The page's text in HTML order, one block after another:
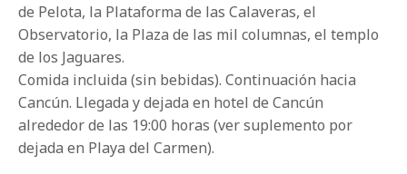
de Pelota, la Plataforma de las Calaveras, el
Observatorio, la Plaza de las mil columnas, el templo
de los Jaguares.
Comida incluida (sin bebidas). Continuación hacia
Cancún. Llegada y dejada en hotel de Cancún
alrededor de las 19:00 horas (ver suplemento por
dejada en Playa del Carmen).